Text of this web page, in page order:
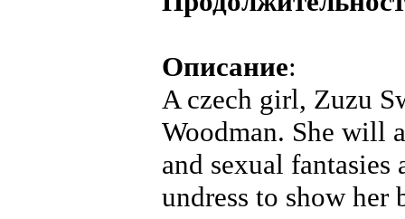
Описание:
A czech girl, Zuzu
Woodman. She will
and sexual
undress to show her